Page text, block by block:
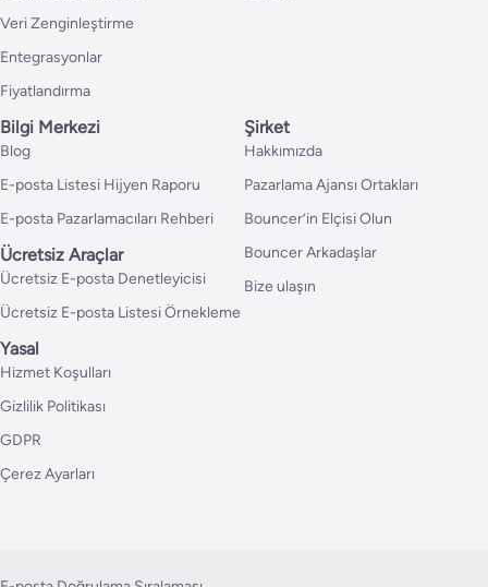
Veri Zenginleştirme
Entegrasyonlar
Fiyatlandırma
Bilgi Merkezi
Blog
E-posta Listesi Hijyen Raporu
E-posta Pazarlamacıları Rehberi
Ücretsiz Araçlar
Ücretsiz E-posta Denetleyicisi
Ücretsiz E-posta Listesi Örnekleme
Şirket
Hakkımızda
Pazarlama Ajansı Ortakları
Bouncer’in Elçisi Olun
Bouncer Arkadaşlar
Bize ulaşın
Yasal
Hizmet Koşulları
Gizlilik Politikası
GDPR
Çerez Ayarları